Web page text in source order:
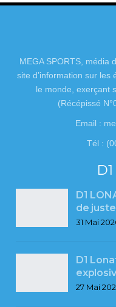
MEGA SPORTS, média
site d’information sur les
le monde, exerçant
(Récépissé
Email :
Tél :
D1
de
31 Mai
D1
27 Mai